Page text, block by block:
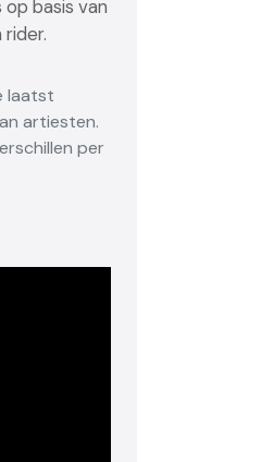
basis van
laatst
artiesten.
per